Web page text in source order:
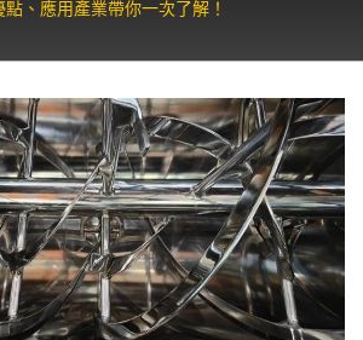
、應用產業帶你一次了解！